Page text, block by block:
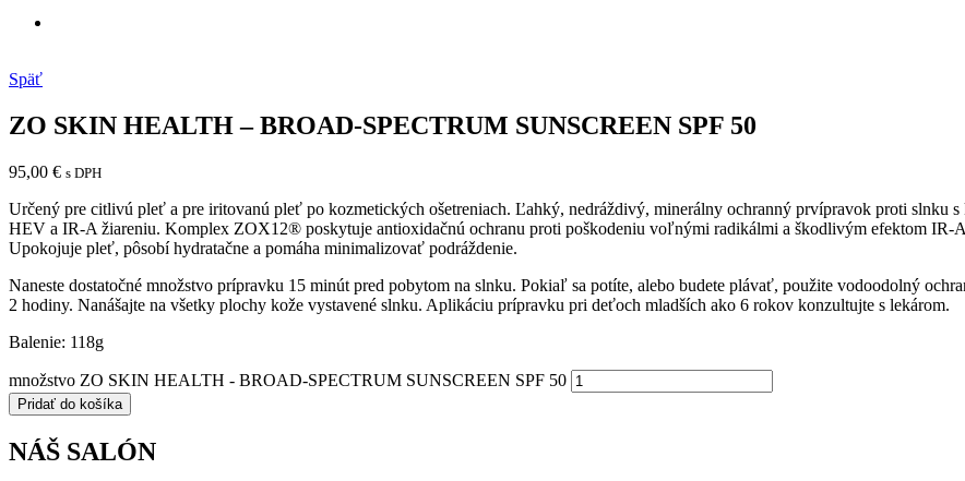
Späť
ZO SKIN HEALTH – BROAD-SPECTRUM SUNSCREEN SPF 50
95,00 € s DPH
Určený pre citlivú pleť a pre iritovanú pleť po kozmetických ošetreniach. Ľahký, nedráždivý, minerálny ochranný prvípravok proti
HEV a IR-A žiareniu. Komplex ZOX12® poskytuje antioxidačnú ochranu proti poškodeniu voľnými radikálmi a škodlivým efektom IR-
Upokojuje pleť, pôsobí hydratačne a pomáha minimalizovať podráždenie.
Naneste dostatočné množstvo prípravku 15 minút pred pobytom na slnku. Pokiaľ sa potíte, alebo budete plávať, použite vodoodolný
2 hodiny. Nanášajte na všetky plochy kože vystavené slnku. Aplikáciu prípravku pri deťoch mladších ako 6 rokov konzultujte s lekárom.
Balenie: 118g
množstvo ZO SKIN HEALTH - BROAD-SPECTRUM SUNSCREEN SPF 50
Pridať do košíka
NÁŠ SALÓN